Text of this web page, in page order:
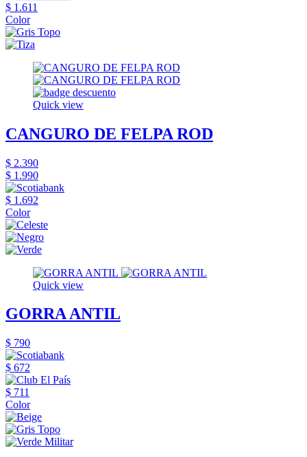
$ 1.611
Color
Quick view
CANGURO DE FELPA ROD
$ 2.390
$ 1.990
$ 1.692
Color
Quick view
GORRA ANTIL
$ 790
$ 672
$ 711
Color